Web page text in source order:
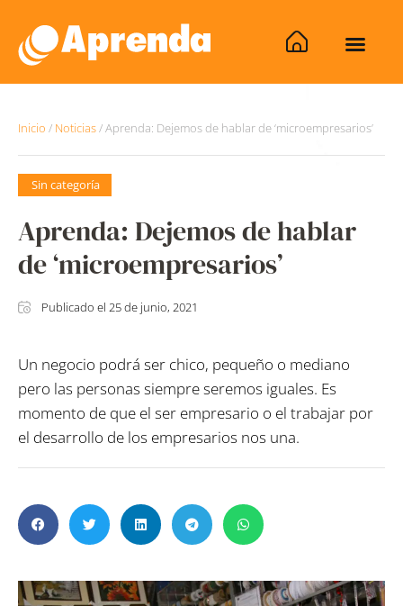
Inicio / Noticias/Aprenda: Dejemos de hablar de ‘microempresarios’
Sin categoría
Aprenda: Dejemos de hablar
de ‘microempresarios’
Publicado el 25 de junio, 2021
Un negocio podrá ser chico, pequeño o mediano
pero las personas siempre seremos iguales. Es
momento de que el ser empresario o el trabajar por
el desarrollo de los empresarios nos una.